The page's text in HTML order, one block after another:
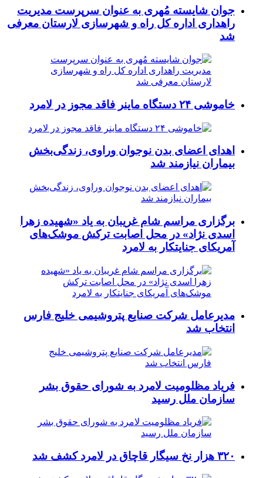
جوان شایسته مُهری به عنوان سرپرست مدیریت
راهداری اداره کل راه و شهرسازی لارستان معرفی
شد
خاموشی ۲۴ دستگاه ماینر فاقد مجوز در لامرد
اهدای اعضای بدن نوجوان وراوی، زندگی‌بخش
بیماران نیازمند شد
برگزاری مراسم شام غریبان به یاد «شهیده زهرا
اسدی نژاد» در محل اصابت ترکش موشک‌های
آمریکای جنایتکار به لامرد
مدیرعامل شرکت صنایع پتروشیمی خلیج فارس
انتخاب شد
فریاد مظلومیت لامرد به شورای حقوق بشر
سازمان ملل رسید
۳۲۰ هزار نخ سیگار قاچاق در لامرد کشف شد